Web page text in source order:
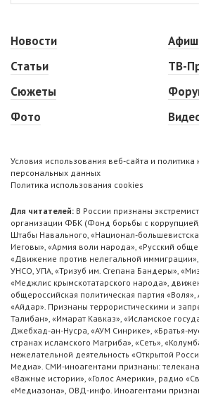
Новости
Статьи
Сюжеты
Фото
ТВ-
Условия использования веб-сайта и
персональных данных
Политика использования cookies
Для читателей: В России признаны
организации ФБК (Фонд борьбы с
Штабы Навального, «Национал-
Иеговы», «Армия воли народа», «Русский
«Движение против нелегальной
УНСО, УПА, «Тризуб им. Степана Бандеры»,
«Меджлис крымскотатарского народа»,
общероссийская политическая партия «Воля»,
«Айдар». Признаны террористическими и
Талибан», «Имарат Кавказ», «Исламское
Джебхад-ан-Нусра, «АУМ Синрике», «Братья-
странах исламского Магриба», «Сеть»,
нежелательной деятельность «Открытой
Медиа». СМИ-иноагентами признаны:
«Важные истории», «Голос Америки», радио
«Медиазона», ОВД-инфо. Иноагентами